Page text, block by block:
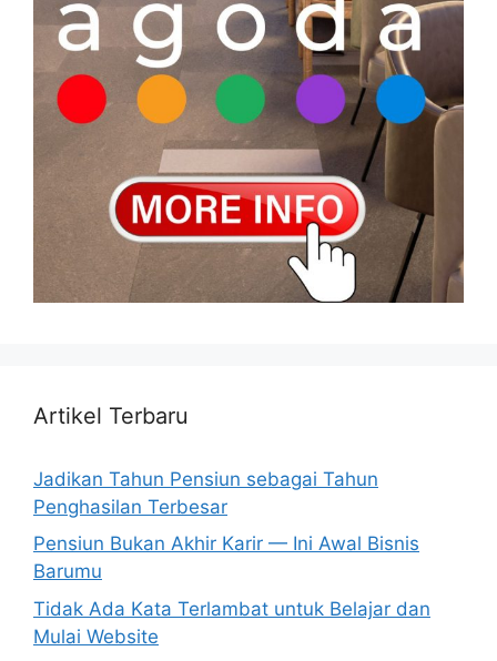
Artikel Terbaru
Jadikan Tahun Pensiun sebagai Tahun
Penghasilan Terbesar
Pensiun Bukan Akhir Karir — Ini Awal Bisnis
Barumu
Tidak Ada Kata Terlambat untuk Belajar dan
Mulai Website